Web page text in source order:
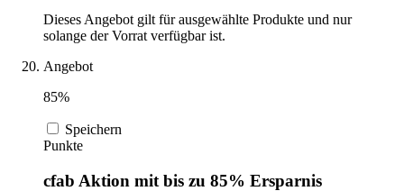
Dieses Angebot gilt für ausgewählte Produkte und nur
solange der Vorrat verfügbar ist.
Angebot
85%
Speichern
Punkte
cfab Aktion mit bis zu 85% Ersparnis